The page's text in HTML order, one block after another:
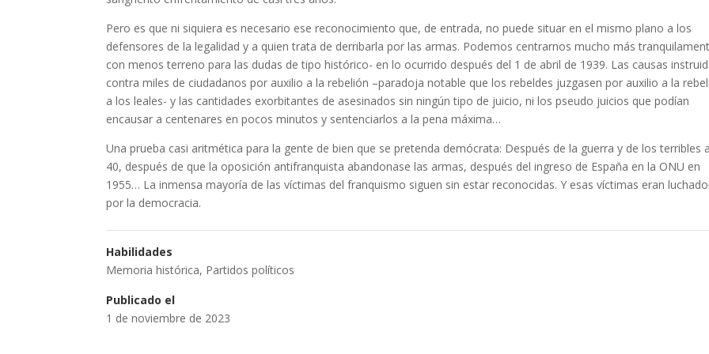
Pero es que ni siquiera es necesario ese reconocimiento que, de entrada, no puede situar en el mismo plano a los
defensores de la legalidad y a quien trata de derribarla por las armas. Podemos centrarnos mucho más
con menos terreno para las dudas de tipo histórico- en lo ocurrido después del 1 de abril de 1939. Las causas
contra miles de ciudadanos por auxilio a la rebelión –paradoja notable que los rebeldes juzgasen por auxilio a la
a los leales- y las cantidades exorbitantes de asesinados sin ningún tipo de juicio, ni los pseudo juicios que podían
encausar a centenares en pocos minutos y sentenciarlos a la pena máxima…
Una prueba casi aritmética para la gente de bien que se pretenda demócrata: Después de la guerra y de los terribles
40, después de que la oposición antifranquista abandonase las armas, después del ingreso de España en la ONU en
1955… La inmensa mayoría de las víctimas del franquismo siguen sin estar reconocidas. Y esas víctimas eran
por la democracia.
Habilidades
Memoria histórica, Partidos políticos
Publicado el
1 de noviembre de 2023